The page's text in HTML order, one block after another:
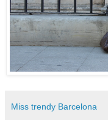
Miss trendy Barcelona